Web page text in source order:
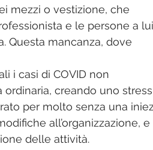
mezzi o vestizione, che
e le persone a lui
Questa mancanza, dove
i casi di COVID non
creando uno
per molto senza una
all’organizzazione, e
delle attività.